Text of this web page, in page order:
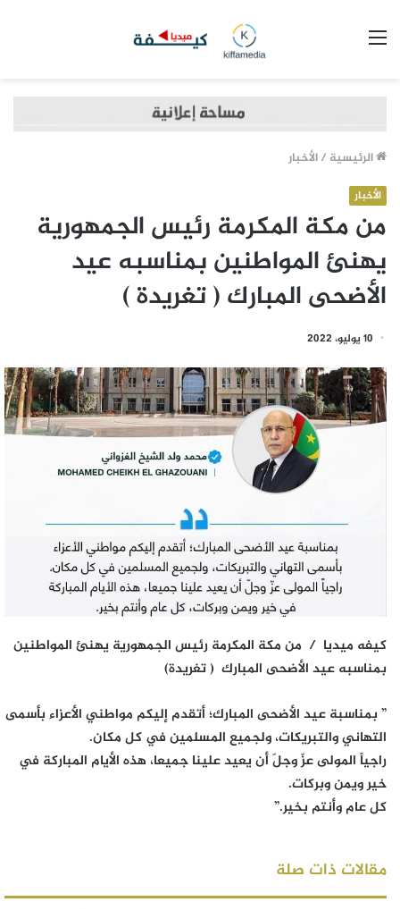
الرئيسية /الأخبار
الأخبار
من مكة المكرمة رئيس الجمهورية
يهنئ المواطنين بمناسبه عيد
الأضحى المبارك ( تغريدة )
10 يوليو، 2022
كيفه ميديا / من مكة المكرمة رئيس الجمهورية يهنئ المواطنين
بمناسبه عيد الأضحى المبارك ( تغريدة)
” بمناسبة عيد الأضحى المبارك؛ أتقدم إليكم مواطني الأعزاء بأسمى
التهاني والتبريكات، ولجميع المسلمين في كل مكان.
راجياً المولى عزّ وجلّ أن يعيد علينا جميعا، هذه الأيام المباركة في
خير ويمن وبركات.
كل عام وأنتم بخير.”
مقالات ذات صلة